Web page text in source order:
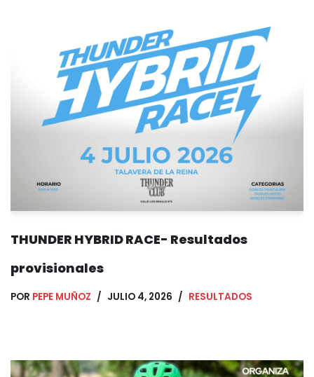
THUNDER HYBRID RACE- Resultados
provisionales
POR PEPE MUÑOZ JULIO 4, 2026 RESULTADOS